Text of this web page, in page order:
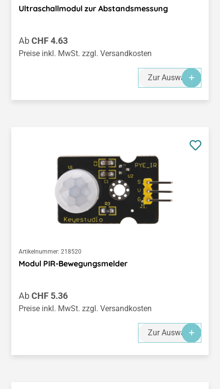
Ultraschallmodul zur Abstandsmessung
Regulärer Preis:
AbCHF 4.63
Preise inkl. MwSt. zzgl. Versandkosten
Zur Auswahl
Artikelnummer: 218520
Modul PIR-Bewegungsmelder
Regulärer Preis:
AbCHF 5.36
Preise inkl. MwSt. zzgl. Versandkosten
Zur Auswahl